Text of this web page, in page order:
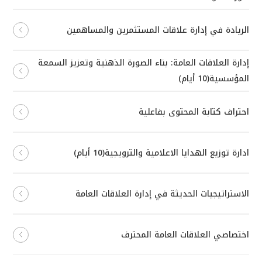
الريادة في إدارة علاقات المستثمرين والمساهمين
إدارة العلاقات العامة: بناء الصورة الذهنية وتعزيز السمعة
المؤسسية(10 أيام)
احتراف كتابة المحتوى بفاعلية
ادارة توزيع الهدايا الاعلامية والترويجية(10 أيام)
الاستراتيجيات الحديثة في إدارة العلاقات العامة
اختصاصي العلاقات العامة المحترف